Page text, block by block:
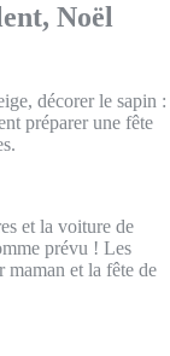
Noël
décorer le sapin :
préparer une fête
et la voiture de
prévu ! Les
maman et la fête de